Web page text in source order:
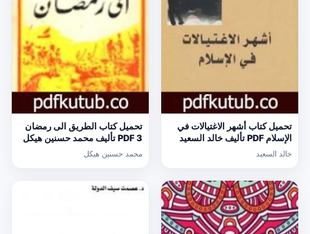
تحميل كتاب أشهر الاغتيالات في
الإسلام PDF تأليف خالد السعيد
مجانا [كامل]
خالد السعيد
تحميل كتاب الطريق الى رمضان
3 PDF تأليف محمد حسنين هيكل
محمد حسنين هيكل